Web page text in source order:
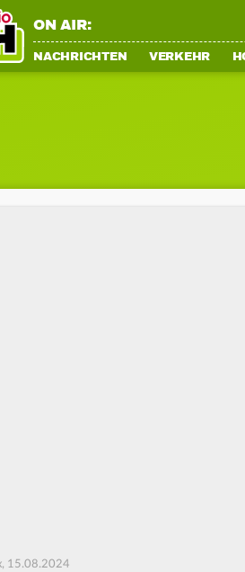
ON AIR:
NACHRICHTEN VERKEHR
15.08.2024